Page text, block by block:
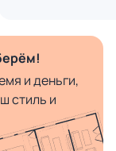
и деньги,
стиль и